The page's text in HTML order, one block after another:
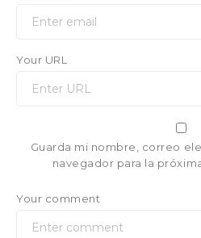
Your URL
Guarda mi nombre, correo
navegador para la
Your comment